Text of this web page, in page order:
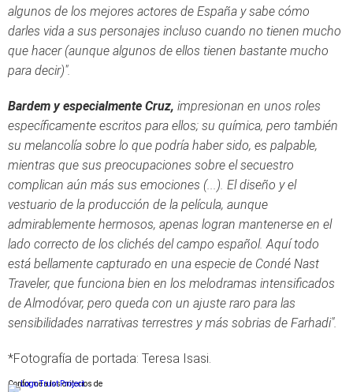
algunos de los mejores actores de España y sabe cómo
darles vida a sus personajes incluso cuando no tienen mucho
que hacer (aunque algunos de ellos tienen bastante mucho
para decir)".
Bardem y especialmente Cruz, impresionan en unos roles
específicamente escritos para ellos; su química, pero también
su melancolía sobre lo que podría haber sido, es palpable,
mientras que sus preocupaciones sobre el secuestro
complican aún más sus emociones (...). El diseño y el
vestuario de la producción de la película, aunque
admirablemente hermosos, apenas logran mantenerse en el
lado correcto de los clichés del campo español. Aquí todo
está bellamente capturado en una especie de Condé Nast
Traveler, que funciona bien en los melodramas intensificados
de Almodóvar, pero queda con un ajuste raro para las
sensibilidades narrativas terrestres y más sobrias de Farhadi".
*Fotografía de portada: Teresa Isasi.
Conforme a los criterios de